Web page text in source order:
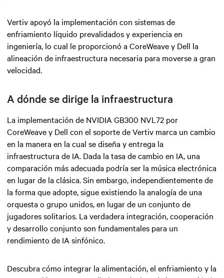
Vertiv apoyó la implementación con sistemas de
enfriamiento líquido prevalidados y experiencia en
ingeniería, lo cual le proporcionó a CoreWeave y Dell la
alineación de infraestructura necesaria para moverse a gran
velocidad.
A dónde se dirige la infraestructura
La implementación de NVIDIA GB300 NVL72 por
CoreWeave y Dell con el soporte de Vertiv marca un cambio
en la manera en la cual se diseña y entrega la
infraestructura de IA. Dada la tasa de cambio en IA, una
comparación más adecuada podría ser la música electrónica
en lugar de la clásica. Sin embargo, independientemente de
la forma que adopte, sigue existiendo la analogía de una
orquesta o grupo unidos, en lugar de un conjunto de
jugadores solitarios. La verdadera integración, cooperación
y desarrollo conjunto son fundamentales para un
rendimiento de IA sinfónico.
Descubra cómo integrar la alimentación, el enfriamiento y la